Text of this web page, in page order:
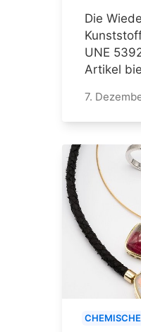
Die
UNE
Artikel
7.